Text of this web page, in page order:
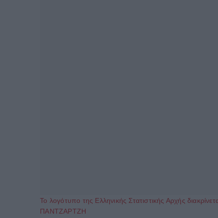
Το λογότυπο της Ελληνικής Στατιστικής Αρχής
ΠΑΝΤΖΑΡΤΖΗ